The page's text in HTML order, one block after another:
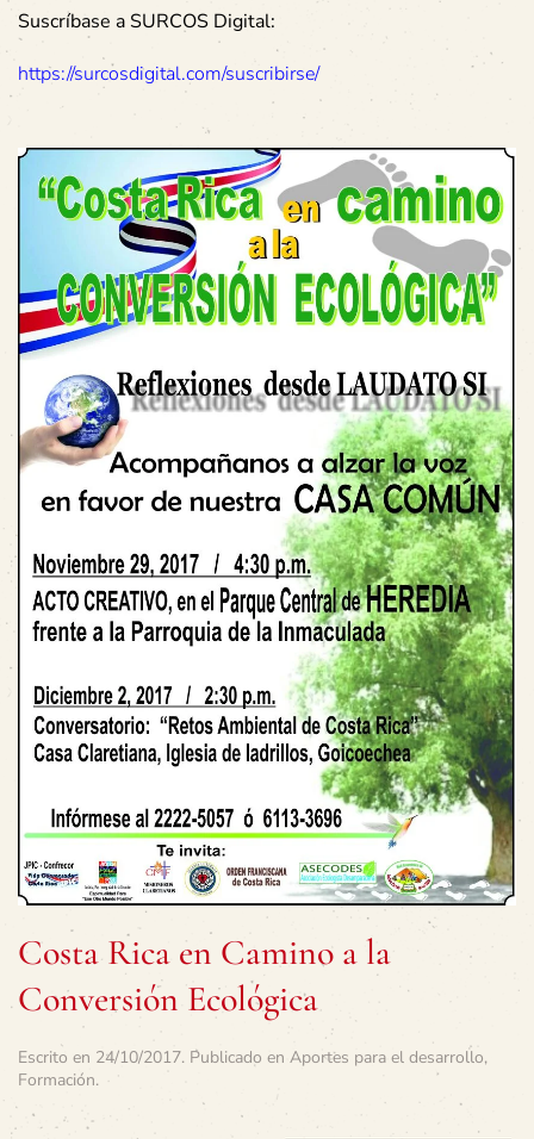
Suscríbase a SURCOS Digital:
https://surcosdigital.com/suscribirse/
Costa Rica en Camino a la
Conversión Ecológica
Escrito en 24/10/2017. Publicado en Aportes para el desarrollo,
Formación.